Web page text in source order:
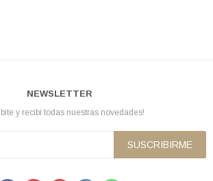
NEWSLETTER
y recibí todas nuestras novedades!
SUSCRIBIRME